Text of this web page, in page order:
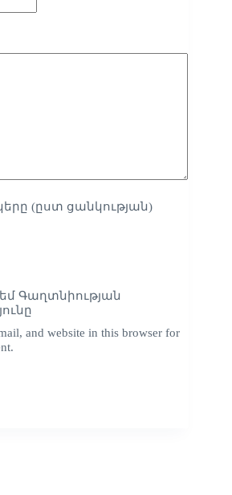
(ըստ ցանկության)
եմԳաղտնիության
and website in this browser for